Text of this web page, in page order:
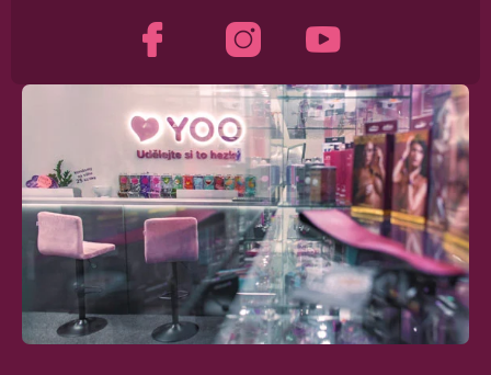
Dodání do 2. dne
Na rychlosti záleží! Vše důležité máme
Garance vrácení peněz
Máte30 dnína bezplatné vrácení zboží